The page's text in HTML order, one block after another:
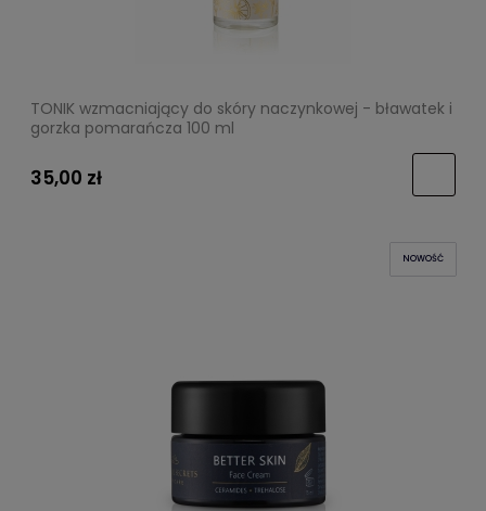
TONIK wzmacniający do skóry naczynkowej - bławatek i
gorzka pomarańcza 100 ml
35,00 zł
NOWOŚĆ